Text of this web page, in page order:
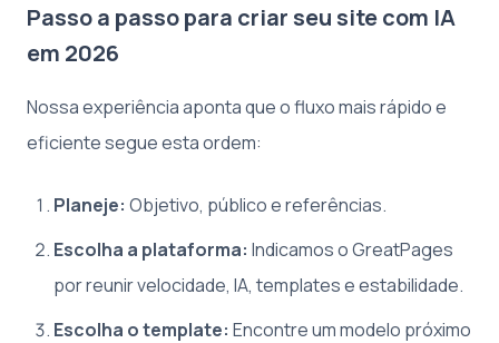
Passo a passo para criar seu site com IA
em 2026
Nossa experiência aponta que o fluxo mais rápido e
eficiente segue esta ordem:
Planeje: Objetivo, público e referências.
Escolha a plataforma: Indicamos o GreatPages
por reunir velocidade, IA, templates e estabilidade.
Escolha o template: Encontre um modelo próximo